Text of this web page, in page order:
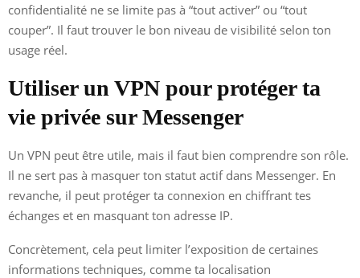
confidentialité ne se limite pas à “tout activer” ou “tout
couper”. Il faut trouver le bon niveau de visibilité selon ton
usage réel.
Utiliser un VPN pour protéger ta
vie privée sur Messenger
Un VPN peut être utile, mais il faut bien comprendre son rôle.
Il ne sert pas à masquer ton statut actif dans Messenger. En
revanche, il peut protéger ta connexion en chiffrant tes
échanges et en masquant ton adresse IP.
Concrètement, cela peut limiter l’exposition de certaines
informations techniques, comme ta localisation